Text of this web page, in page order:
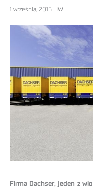
1 września, 2015 | IW
Firma Dachser, jeden z